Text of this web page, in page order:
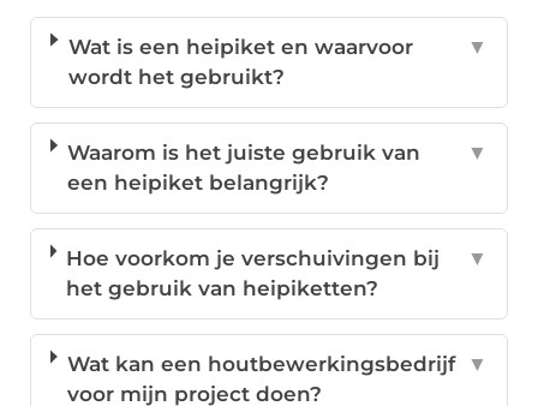
Wat is een heipiket en waarvoor
wordt het gebruikt?
▼
Waarom is het juiste gebruik van
een heipiket belangrijk?
▼
Hoe voorkom je verschuivingen bij
het gebruik van heipiketten?
▼
Wat kan een houtbewerkingsbedrijf
voor mijn project doen?
▼